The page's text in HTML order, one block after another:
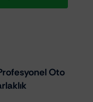
Oto